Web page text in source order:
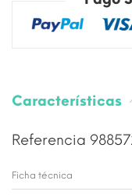
Características
Referencia
Ficha técnica